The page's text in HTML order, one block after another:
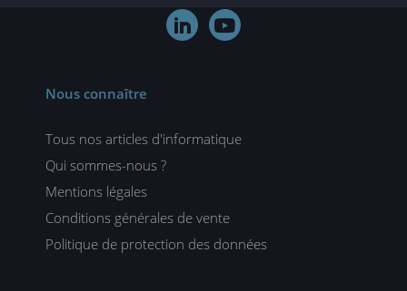
 
Nous connaître
Tous nos articles d'informatique
Qui sommes-nous ?
Mentions légales
Conditions générales de vente
Politique de protection des données